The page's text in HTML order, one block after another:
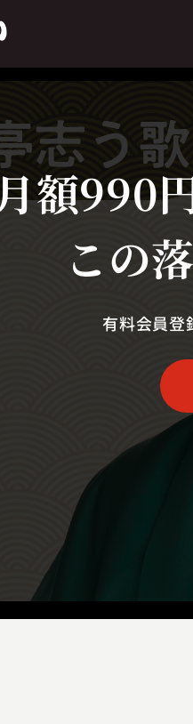
芸人から
演目
上演時
額990
この
有料会員登